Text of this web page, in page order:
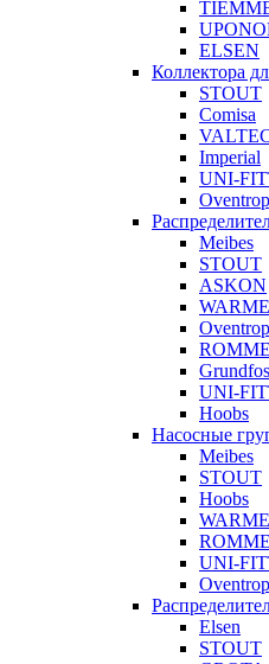
ELSEN
Коллектора
STOUT
Comisa
Imperial
UNI-
Oventrop
Meibes
STOUT
ASKON
WARME
Oventrop
Grundfos
UNI-
Hoobs
Насосные
Meibes
STOUT
Hoobs
WARME
UNI-
Oventrop
Elsen
STOUT